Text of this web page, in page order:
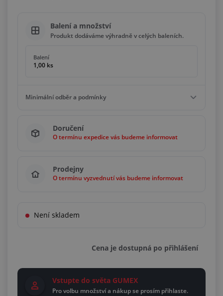
Balení a množství
Produkt dodáváme výhradně v celých baleních.
Balení
1,00 ks
Minimální odběr a podmínky
1,00 ks
Násobky 1,00 ks
Doručení
O termínu expedice vás budeme informovat
Prodejny
O termínu vyzvednutí vás budeme informovat
Není skladem
Cena je dostupná po přihlášení
Vstupte do světa GUMEX
Pro volbu množství a nákup se prosím přihlaste.